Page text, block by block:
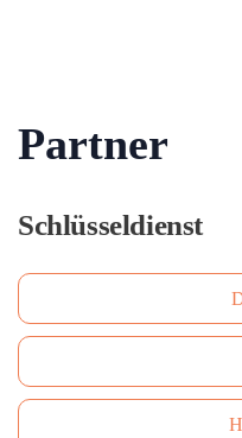
Partner
Schlüsseldienst